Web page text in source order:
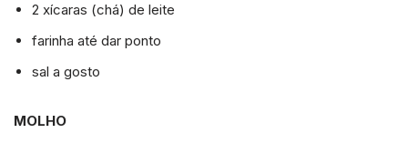
2 xícaras (chá) de leite
farinha até dar ponto
sal a gosto
MOLHO